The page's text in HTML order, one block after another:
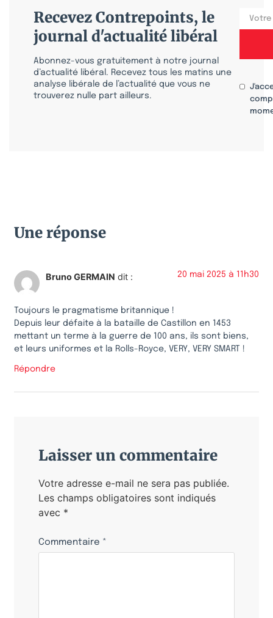
Recevez Contrepoints, le
journal d'actualité libéral
Abonnez-vous gratuitement à notre journal
d’actualité libéral. Recevez tous les matins une
analyse libérale de l’actualité que vous ne
trouverez nulle part ailleurs.
Une réponse
Bruno GERMAIN dit : 20 mai 2025 à 11h30
Toujours le pragmatisme britannique !
Depuis leur défaite à la bataille de Castillon en 1453
mettant un terme à la guerre de 100 ans, ils sont biens,
et leurs uniformes et la Rolls-Royce, VERY, VERY SMART !
Répondre
Laisser un commentaire
Votre adresse e-mail ne sera pas publiée.
Les champs obligatoires sont indiqués
avec *
Commentaire *